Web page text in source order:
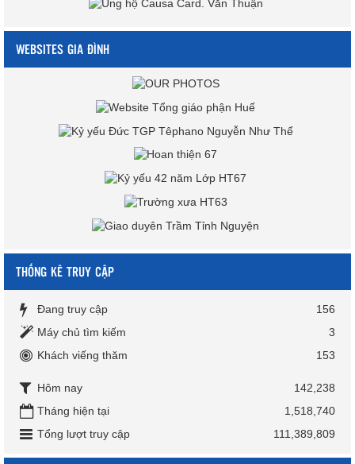
WEBSITES GIA ĐÌNH
THỐNG KÊ TRUY CẬP
Đang truy cập
156
Máy chủ tìm kiếm
3
Khách viếng thăm
153
Hôm nay
142,238
Tháng hiện tại
1,518,740
Tổng lượt truy cập
111,389,809